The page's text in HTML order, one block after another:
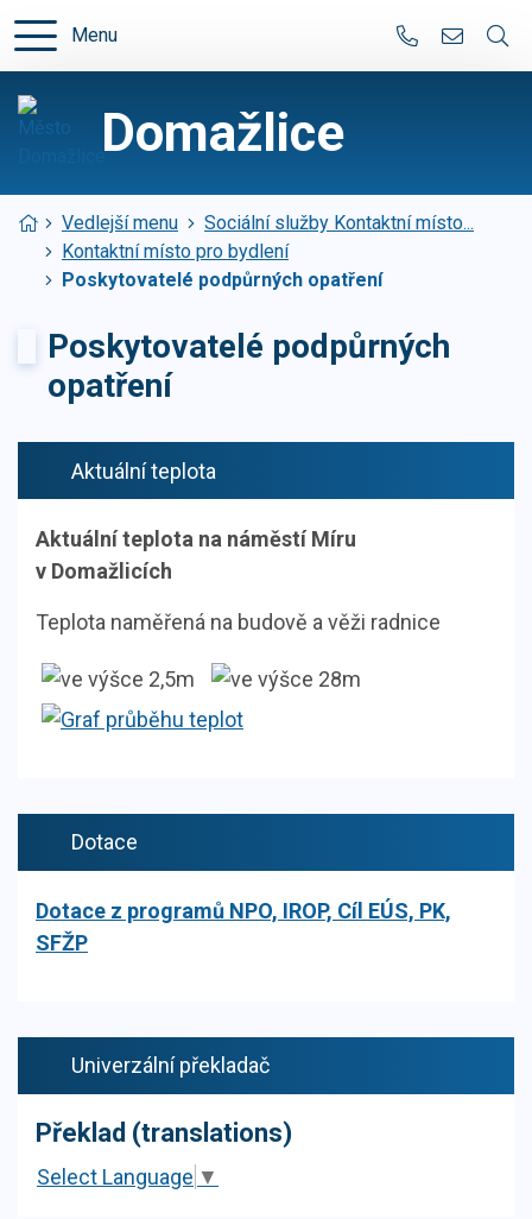
Menu
+420 379 719
Domažlice
Úvodní stránka
Vedlejší menu
Sociální služby Kontaktní místo...
Kontaktní místo pro bydlení
Poskytovatelé podpůrných opatření
Poskytovatelé podpůrných
opatření
Aktuální teplota
Aktuální teplota na náměstí Míru
v Domažlicích
Teplota naměřená na budově a věži radnice
Dotace
Dotace z programů NPO, IROP, Cíl EÚS, PK,
SFŽP
Univerzální překladač
Překlad (translations)
Select Language ▼